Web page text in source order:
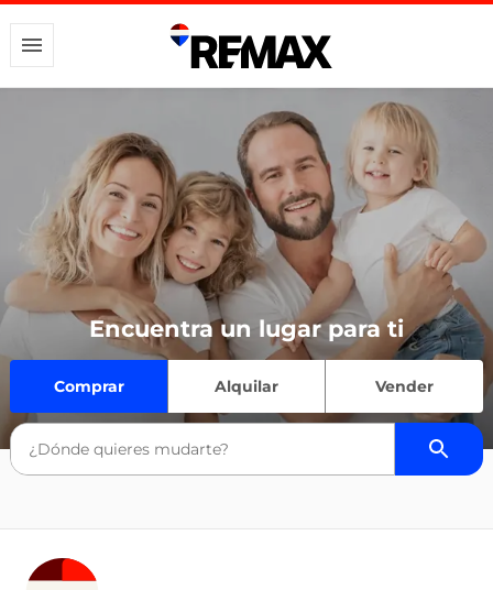
Encuentra un lugar para ti
Comprar Alquilar Vender